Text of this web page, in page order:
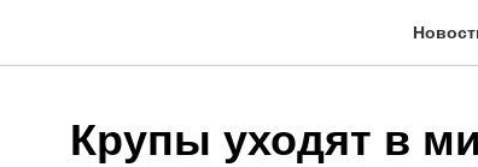
Крупы уходят в